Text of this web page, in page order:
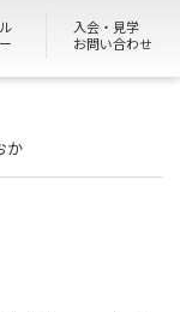
いたします。
ております。
できない場合がご
で,店舗への予約が
おります。
話対応が出来ませ
入会・見学
お問い合わせ
か